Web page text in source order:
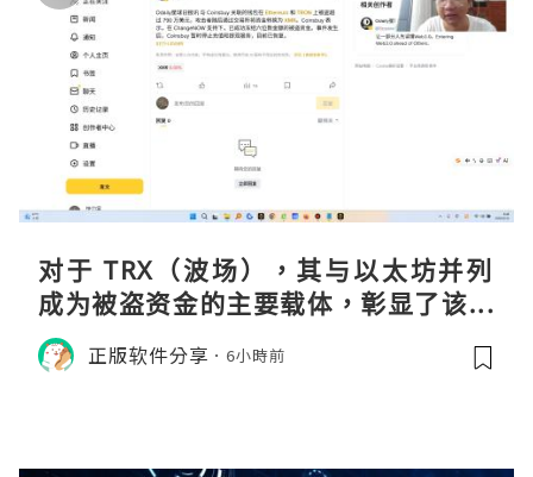
对于 TRX（波场），其与以太坊并列
成为被盗资金的主要载体，彰显了该网
络在加密金融领域的巨大流动性与渗透
率。黑客选择在波场上进行大规模操
正版软件分享 6小時前